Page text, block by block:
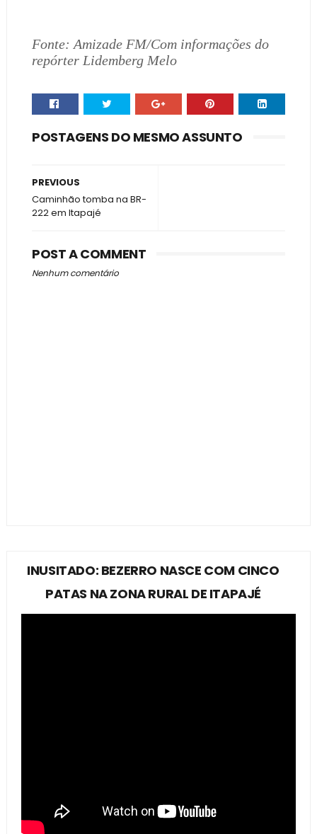
Fonte: Amizade FM/Com informações do
repórter Lidemberg Melo
POSTAGENS DO MESMO ASSUNTO
PREVIOUS
Caminhão tomba na BR-
222 em Itapajé
POST A COMMENT
Nenhum comentário
INUSITADO: BEZERRO NASCE COM CINCO
PATAS NA ZONA RURAL DE ITAPAJÉ